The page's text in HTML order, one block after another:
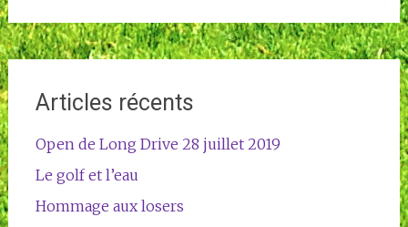
Articles récents
Open de Long Drive 28 juillet 2019
Le golf et l’eau
Hommage aux losers